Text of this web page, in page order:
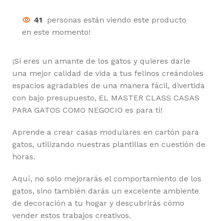
41 personas están viendo este producto
en este momento!
¡Si eres un amante de los gatos y quieres darle
una mejor calidad de vida a tus felinos creándoles
espacios agradables de una manera fácil, divertida
con bajo presupuesto, EL MASTER CLASS CASAS
PARA GATOS COMO NEGOCIO es para ti!
Aprende a crear casas modulares en cartón para
gatos, utilizando nuestras plantillas en cuestión de
horas.
Aquí, no solo mejorarás el comportamiento de los
gatos, sino también darás un excelente ambiente
de decoración a tu hogar y descubrirás cómo
vender estos trabajos creativos.